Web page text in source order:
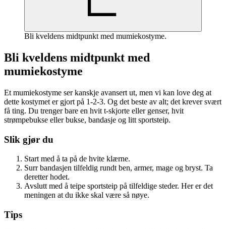
Bli kveldens midtpunkt med mumiekostyme.
Bli kveldens midtpunkt med
mumiekostyme
Et mumiekostyme ser kanskje avansert ut, men vi kan love deg at
dette kostymet er gjort på 1-2-3. Og det beste av alt; det krever svært
få ting. Du trenger bare en hvit t-skjorte eller genser, hvit
strømpebukse eller bukse, bandasje og litt sportsteip.
Slik gjør du
Start med å ta på de hvite klærne.
Surr bandasjen tilfeldig rundt ben, armer, mage og bryst. Ta
deretter hodet.
Avslutt med å teipe sportsteip på tilfeldige steder. Her er det
meningen at du ikke skal være så nøye.
Tips